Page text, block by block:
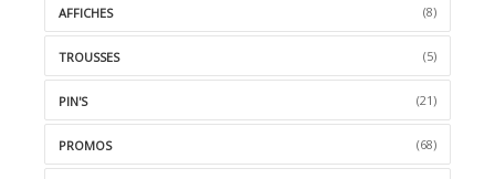
AFFICHES (8)
TROUSSES (5)
PIN'S (21)
PROMOS (68)